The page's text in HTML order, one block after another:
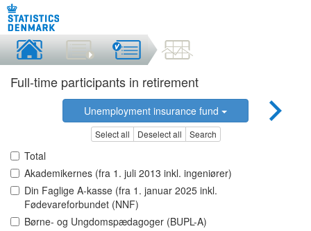
Full-time participants in retirement
Unemployment insurance fund
Select all Deselect all Search
Total
Akademikernes (fra 1. juli 2013 inkl. ingeniører)
Din Faglige A-kasse (fra 1. januar 2025 inkl.
Fødevareforbundet (NNF)
Børne- og Ungdomspædagoger (BUPL-A)